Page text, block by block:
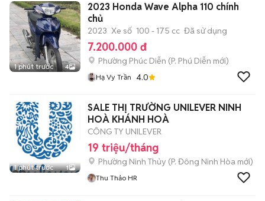
1 phút trước 4
2023 Honda Wave Alpha 110 chính
chủ
2023 Xe số 100 - 175 cc Đã sử dụng
7.200.000 đ
Phường Phúc Diễn (P. Phú Diễn mới)
Hạ Vy Trần 4.0
1 phút trước 1
SALE THỊ TRƯỜNG UNILEVER NINH
HOÀ KHÁNH HOÀ
CÔNG TY UNILEVER
19 triệu/tháng
Phường Ninh Thủy (P. Đông Ninh Hòa mới)
Thu Thảo HR